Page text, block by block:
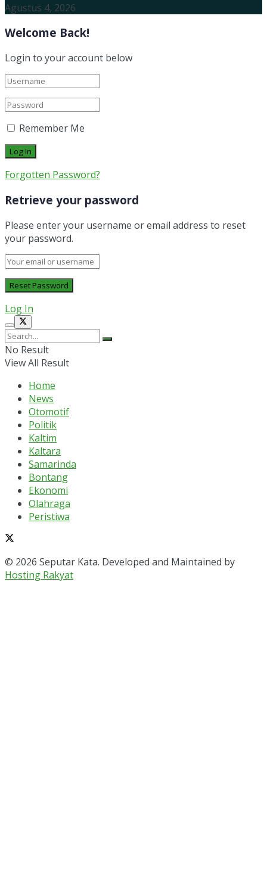
Agustus 4, 2026
Welcome Back!
Login to your account below
Remember Me
Forgotten Password?
Retrieve your password
Please enter your username or email address to reset
your password.
Log In
No Result
View All Result
Home
News
Otomotif
Politik
Kaltim
Kaltara
Samarinda
Bontang
Ekonomi
Olahraga
Peristiwa
© 2026 Seputar Kata. Developed and Maintained by
Hosting Rakyat